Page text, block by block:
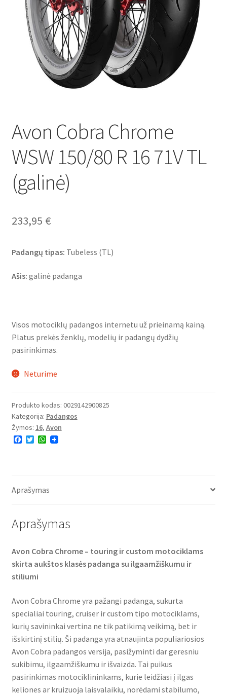
Avon Cobra Chrome
WSW 150/80 R 16 71V TL
(galinė)
233,95 €
Padangų tipas: Tubeless (TL)
Ašis: galinė padanga
Visos motociklų padangos internetu už prieinamą kainą.
Platus prekės ženklų, modelių ir padangų dydžių
pasirinkimas.
Neturime
Produkto kodas: 0029142900825
Kategorija: Padangos
Žymos: 16, Avon
F
o
k
T
r
W
p
p
Aprašymas
Aprašymas
Avon Cobra Chrome – touring ir custom motociklams
skirta aukštos klasės padanga su ilgaamžiškumu ir
stiliumi
Avon Cobra Chrome yra pažangi padanga, sukurta
specialiai touring, cruiser ir custom tipo motociklams,
kurių savininkai vertina ne tik patikimą veikimą, bet ir
išskirtinį stilių. Ši padanga yra atnaujinta populiariosios
Avon Cobra padangos versija, pasižyminti dar geresniu
sukibimu, ilgaamžiškumu ir išvaizda. Tai puikus
pasirinkimas motociklininkams, kurie leidžiasi į ilgas
keliones ar kruizuoja laisvalaikiu, norėdami stabilumo,